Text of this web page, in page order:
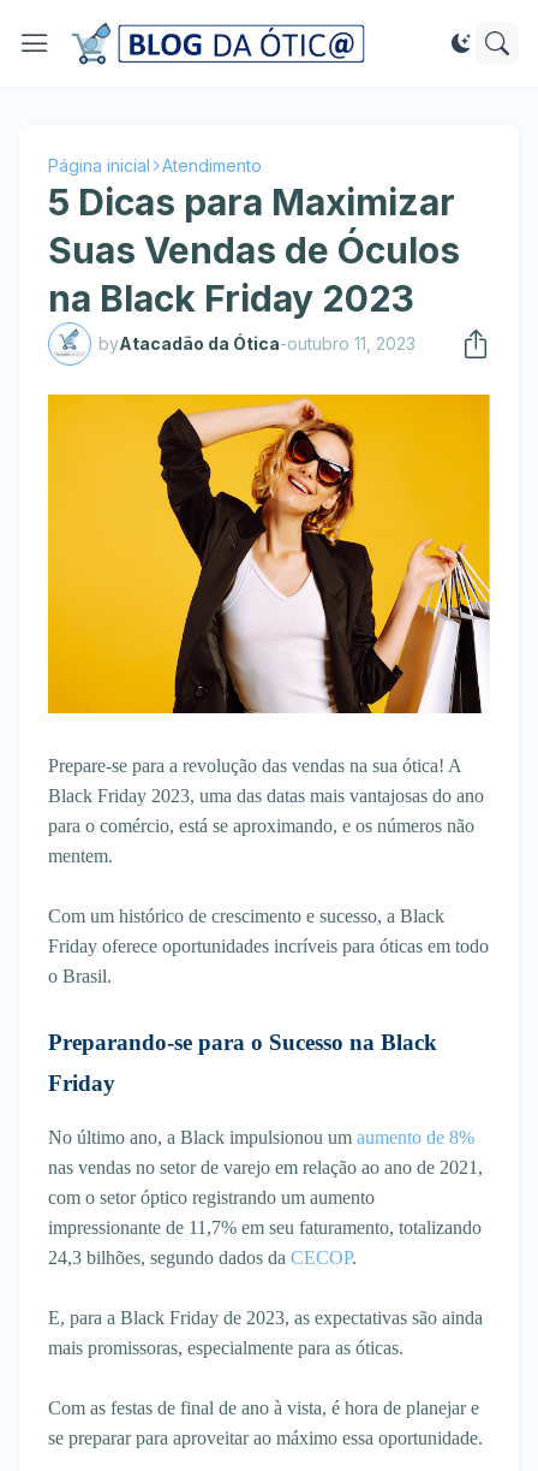
Página inicial Atendimento
5 Dicas para Maximizar
Suas Vendas de Óculos
na Black Friday 2023
byAtacadão da Ótica-outubro 11, 2023
Prepare-se para a revolução das vendas na sua ótica! A
Black Friday 2023, uma das datas mais vantajosas do ano
para o comércio, está se aproximando, e os números não
mentem.
Com um histórico de crescimento e sucesso, a Black
Friday oferece oportunidades incríveis para óticas em todo
o Brasil.
Preparando-se para o Sucesso na Black
Friday
No último ano, a Black impulsionou um aumento de 8%
nas vendas no setor de varejo em relação ao ano de 2021,
com o setor óptico registrando um aumento
impressionante de 11,7% em seu faturamento, totalizando
24,3 bilhões, segundo dados da CECOP.
E, para a Black Friday de 2023, as expectativas são ainda
mais promissoras, especialmente para as óticas.
Com as festas de final de ano à vista, é hora de planejar e
se preparar para aproveitar ao máximo essa oportunidade.